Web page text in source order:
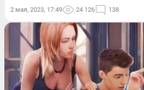
2 мая, 2023, 17:49 24 126 138